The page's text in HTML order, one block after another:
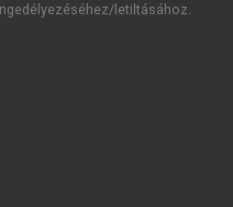
letiltásához.